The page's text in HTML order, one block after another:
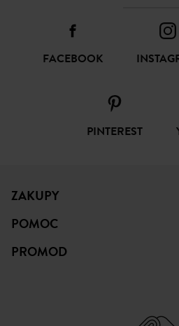
FACEBOOK
PINTEREST
ZAKUPY
POMOC
PROMOD